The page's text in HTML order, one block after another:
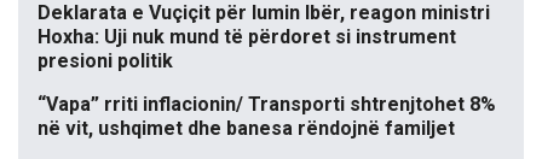
Deklarata e Vuçiçit për lumin Ibër, reagon ministri
Hoxha: Uji nuk mund të përdoret si instrument
presioni politik
“Vapa” rriti inflacionin/ Transporti shtrenjtohet 8%
në vit, ushqimet dhe banesa rëndojnë familjet